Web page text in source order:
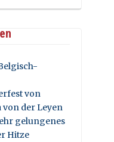
von
von der Leyen
gelungenes
Hitze